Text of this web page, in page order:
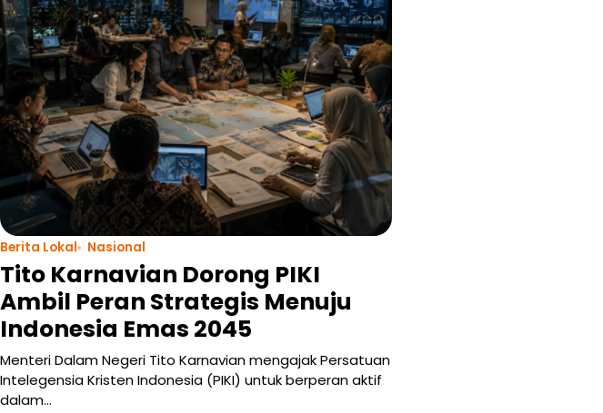
Berita Lokal Nasional
Tito Karnavian Dorong PIKI
Ambil Peran Strategis Menuju
Indonesia Emas 2045
Menteri Dalam Negeri Tito Karnavian mengajak Persatuan
Intelegensia Kristen Indonesia (PIKI) untuk berperan aktif
dalam…